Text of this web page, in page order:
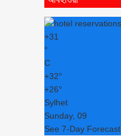
+31
°
C
+32°
+26°
Sylhet
Sunday, 09
See 7-Day Forecast